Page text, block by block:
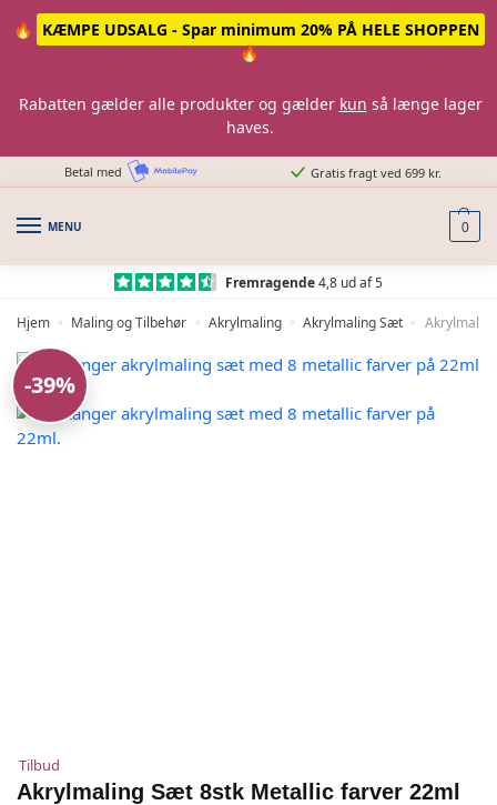
🔥
KÆMPE UDSALG - Spar minimum 20% PÅ HELE SHOPPEN
🔥
Rabatten gælder alle produkter og gælder kun så længe lager
haves.
Betal med Gratis fragt ved 699 kr.
MENU 0
Fremragende4,8 ud af 5
Hjem » Maling og Tilbehør » Akrylmaling » Akrylmaling Sæt »
-39%
Tilbud
Akrylmaling Sæt 8stk Metallic farver 22ml